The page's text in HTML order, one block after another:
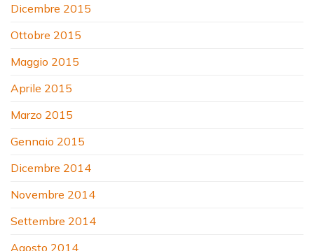
Dicembre 2015
Ottobre 2015
Maggio 2015
Aprile 2015
Marzo 2015
Gennaio 2015
Dicembre 2014
Novembre 2014
Settembre 2014
Agosto 2014